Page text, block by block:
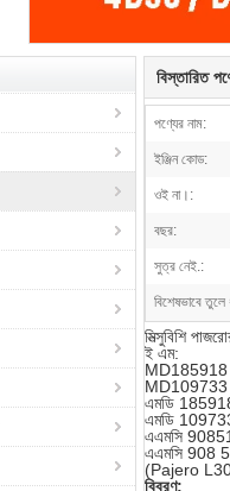
বিস্তারিত
পণ্যের নাম:
ইঞ্জিন কোড:
ওই না।:
বছর:
সুত্র নেই.:
বিশেষভাবে তুলে
মিত্সুবিশি
ই এম:
MD185918
MD109733
এমডি
এমডি
এএমসি
এএমসি 908
(Pajero
বিবরণ: